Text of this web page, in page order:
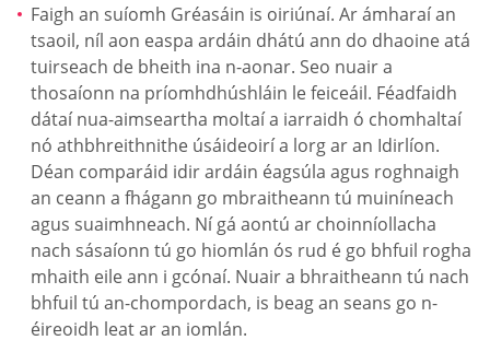
Faigh an suíomh Gréasáin is oiriúnaí. Ar ámharaí an
tsaoil, níl aon easpa ardáin dhátú ann do dhaoine atá
tuirseach de bheith ina n-aonar. Seo nuair a
thosaíonn na príomhdhúshláin le feiceáil. Féadfaidh
dátaí nua-aimseartha moltaí a iarraidh ó chomhaltaí
nó athbhreithnithe úsáideoirí a lorg ar an Idirlíon.
Déan comparáid idir ardáin éagsúla agus roghnaigh
an ceann a fhágann go mbraitheann tú muiníneach
agus suaimhneach. Ní gá aontú ar choinníollacha
nach sásaíonn tú go hiomlán ós rud é go bhfuil rogha
mhaith eile ann i gcónaí. Nuair a bhraitheann tú nach
bhfuil tú an-chompordach, is beag an seans go n-
éireoidh leat ar an iomlán.